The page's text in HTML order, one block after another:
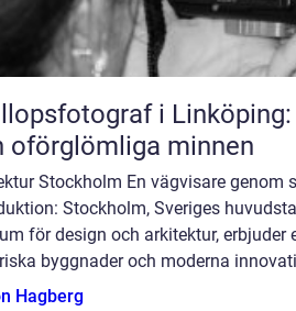
i Linköping:
oförglömliga minnen
Stockholm En vägvisare genom
Stockholm, Sveriges
för design och arkitektur, erbjuder
byggnader och moderna
Hagberg